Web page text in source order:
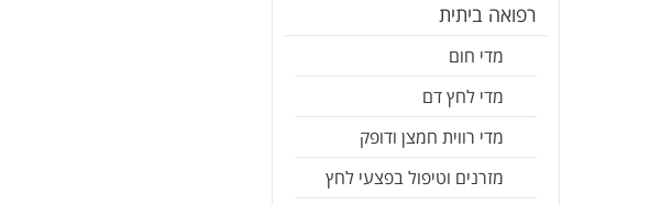
רפואה ביתית
מדי חום
מדי לחץ דם
מדי רווית חמצן ודופק
מזרנים וטיפול בפצעי לחץ